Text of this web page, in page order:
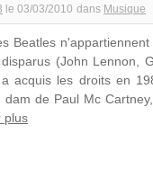
le 03/03/2010 dans Musique
Beatles
(John Lennon,
acquis les droits en
de Paul Mc
plus